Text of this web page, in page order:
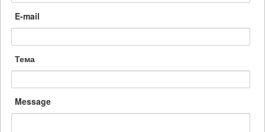
E-mail
Тема
Message